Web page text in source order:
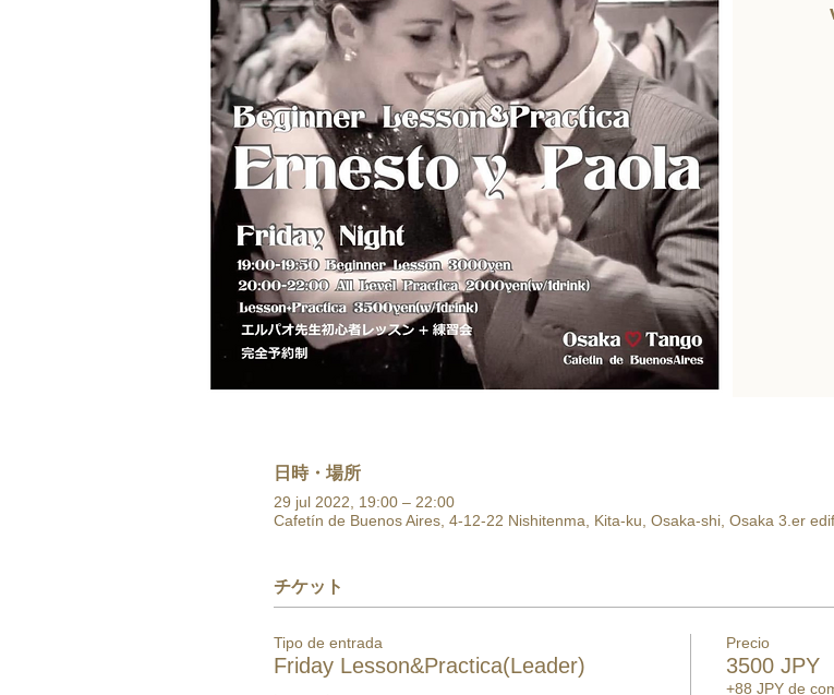
日時・場所
29 jul 2022, 19:00 – 22:00
Cafetín de Buenos Aires, 4-12-22 Nishitenma, Kita-ku, Osaka-shi, Osaka 3.er
チケット
Tipo de entrada
Friday Lesson&Practica(Leader)
Precio
3500 JPY
+88 JPY de